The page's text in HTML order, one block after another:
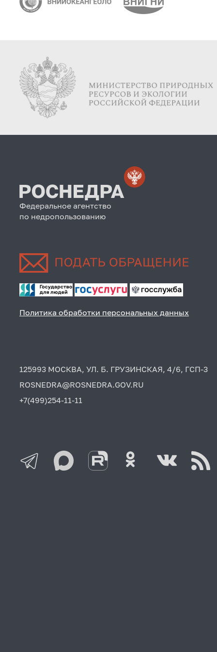
Федеральное агентство
по недропользованию
Политика обработки персональных данных
125993 МОСКВА, УЛ. Б. ГРУЗИНСКАЯ, 4/6, ГСП-3
ROSNEDRA@ROSNEDRA.GOV.RU
+7(499)254-11-11